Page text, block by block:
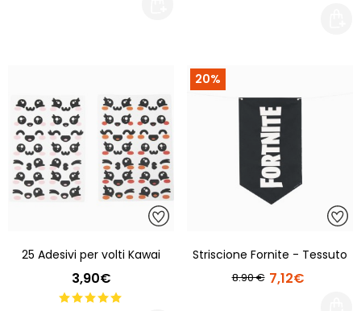
25 Adesivi per volti Kawai
3,90€
20%
Striscione Fornite - Tessuto
8.90 € 7,12€